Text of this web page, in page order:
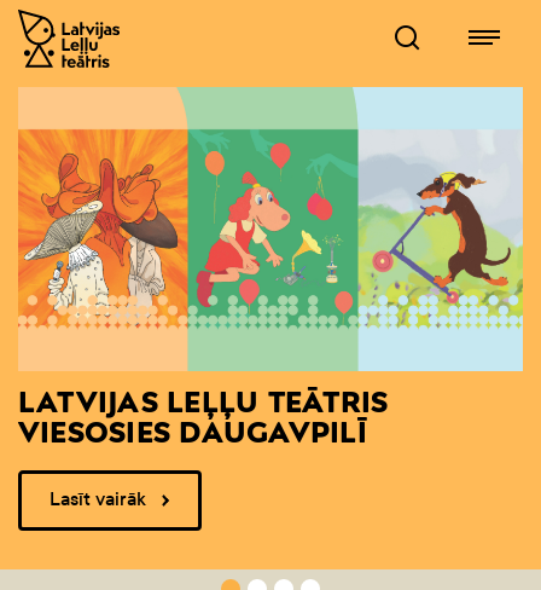
LATVIJAS LEĻĻU TEĀTRIS
VIESOSIES DAUGAVPILĪ
Lasīt vairāk